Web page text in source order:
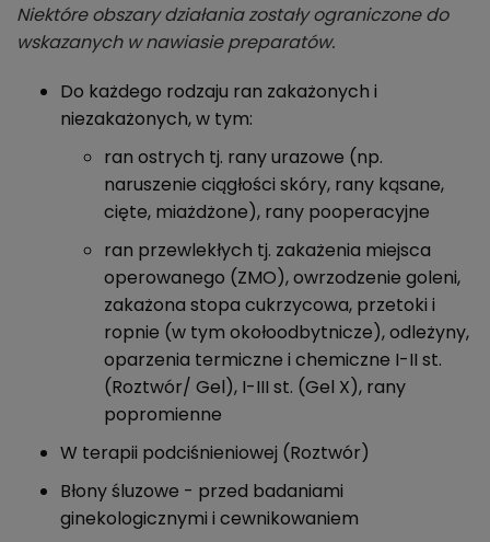
Niektóre obszary działania zostały ograniczone do
wskazanych w nawiasie preparatów.
Do każdego rodzaju ran zakażonych i
niezakażonych, w tym:
ran ostrych tj. rany urazowe (np.
naruszenie ciągłości skóry, rany kąsane,
cięte, miażdżone), rany pooperacyjne
ran przewlekłych tj. zakażenia miejsca
operowanego (ZMO), owrzodzenie goleni,
zakażona stopa cukrzycowa, przetoki i
ropnie (w tym okołoodbytnicze), odleżyny,
oparzenia termiczne i chemiczne I-II st.
(Roztwór/ Gel), I-III st. (Gel X), rany
popromienne
W terapii podciśnieniowej (Roztwór)
Błony śluzowe - przed badaniami
ginekologicznymi i cewnikowaniem